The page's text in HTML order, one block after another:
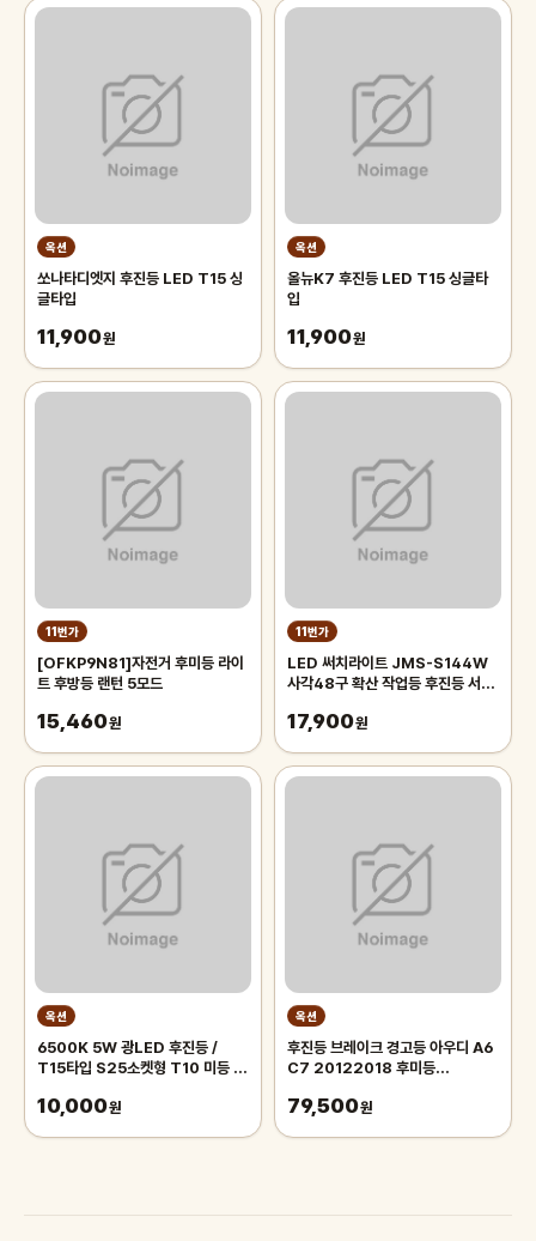
옥션
쏘나타디엣지 후진등 LED T15 싱
글타입
11,900원
옥션
올뉴K7 후진등 LED T15 싱글타
입
11,900원
11번가
[OFKP9N81]자전거 후미등 라이
트 후방등 랜턴 5모드
15,460원
11번가
LED 써치라이트 JMS-S144W
사각48구 확산 작업등 후진등 서치
17,900원
옥션
6500K 5W 광LED 후진등 /
T15타입 S25소켓형 T10 미등 /
램프 후방카메라
10,000원
옥션
후진등 브레이크 경고등 아우디 A6
C7 20122018 후미등
79,500원